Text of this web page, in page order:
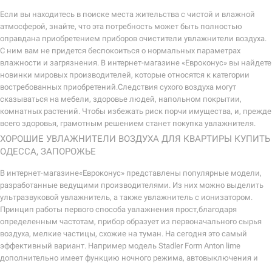
Если вы находитесь в поиске места жительства с чистой и влажной
атмосферой, знайте, что эта потребность может быть полностью
оправдана приобретением приборов очистители увлажнители воздуха.
С ним вам не придется беспокоиться о нормальных параметрах
влажности и загрязнения. В интернет-магазине «Евроконус» вы найдете
новинки мировых производителей, которые относятся к категории
востребованных приобретений.Следствия сухого воздуха могут
сказываться на мебели, здоровье людей, напольном покрытии,
комнатных растений. Чтобы избежать риск порчи имущества, и, прежде
всего здоровья, грамотным решением станет покупка увлажнителя.
ХОРОШИЕ УВЛАЖНИТЕЛИ ВОЗДУХА ДЛЯ КВАРТИРЫ КУПИТЬ
ОДЕССА, ЗАПОРОЖЬЕ
В интернет-магазине«Евроконус» представлены популярные модели,
разработанные ведущими производителями. Из них можно выделить
ультразвуковой увлажнитель, а также увлажнитель с ионизатором.
Принцип работы первого способа увлажнения прост,благодаря
определенным частотам, прибор образует из первоначального сырья
воздуха, мелкие частицы, схожие на туман. На сегодня это самый
эффективный вариант. Например модель Stadler Form Anton lime
дополнительно имеет функцию ночного режима, автовыключения и